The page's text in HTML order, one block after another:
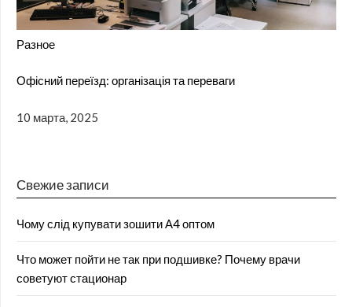
Разное
Офісний переїзд: організація та переваги
10 марта, 2025
Свежие записи
Чому слід купувати зошити А4 оптом
Что может пойти не так при подшивке? Почему врачи
советуют стационар